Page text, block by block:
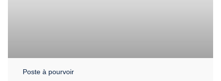
Poste à pourvoir